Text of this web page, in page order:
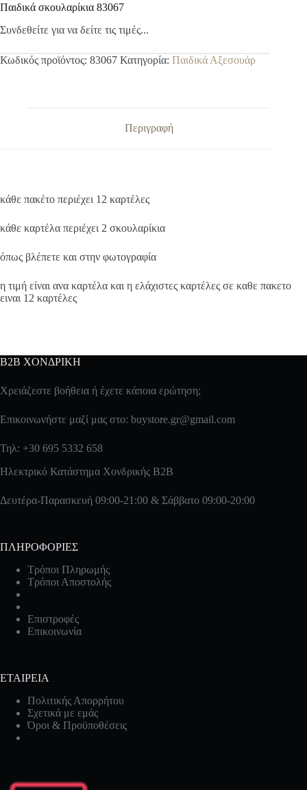
Παιδικά σκουλαρίκια 83067
Συνδεθείτε για να δείτε τις τιμές...
Κωδικός προϊόντος: 83067 Κατηγορία: Παιδικά Αξεσουάρ
Περιγραφή
κάθε πακέτο περιέχει 12 καρτέλες
κάθε καρτέλα περιέχει 2 σκουλαρίκια
όπως βλέπετε και στην φωτογραφία
η τιμή είναι ανα καρτέλα και η ελάχιστες καρτέλες σε καθε πακετο
ειναι 12 καρτέλες
B2B ΧΟΝΔΡΙΚΗ
Χρειάζεστε βοήθεια ή έχετε κάποια ερώτηση;
Επικοινωνήστε μαζί μας στο: buystore.gr@gmail.com
Τηλ: +30 695 5332 658
Ηλεκτρικό Κατάστημα Χονδρικής B2B
Δευτέρα-Παρασκευή 09:00-21:00 & Σάββατο 09:00-20:00
ΠΛΗΡΟΦΟΡΙΕΣ
Τρόποι Πληρωμής
Τρόποι Αποστολής
Επιστροφές
Επικοινωνία
ΕΤΑΙΡΕΙΑ
Πολιτικής Απορρήτου
Σχετικά με εμάς
Όροι & Προϋποθέσεις